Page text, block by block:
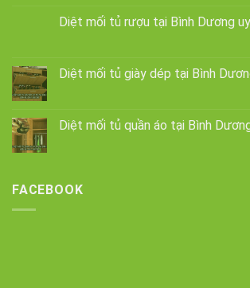
Diệt mối tủ rượu tại Bình Dương
Diệt mối tủ giày dép tại Bình
Diệt mối tủ quần áo tại Bình
FACEBOOK